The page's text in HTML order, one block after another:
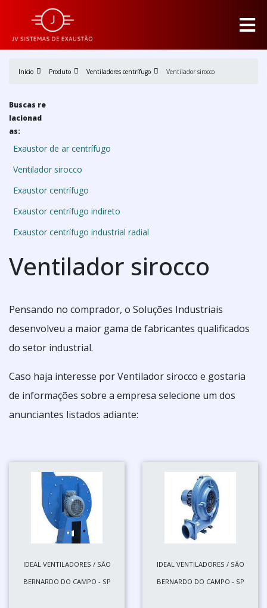
Início Produto Ventiladores centrífugo Ventilador sirocco
Buscas re
lacionad
as:
Exaustor de ar centrífugo
Ventilador sirocco
Exaustor centrífugo
Exaustor centrífugo indireto
Exaustor centrífugo industrial radial
Ventilador sirocco
Pensando no comprador, o Soluções Industriais
desenvolveu a maior gama de fabricantes qualificados
do setor industrial.
Caso haja interesse por Ventilador sirocco e gostaria
de informações sobre a empresa selecione um dos
anunciantes listados adiante:
IDEAL VENTILADORES / SÃO
BERNARDO DO CAMPO - SP
IDEAL VENTILADORES / SÃO
BERNARDO DO CAMPO - SP